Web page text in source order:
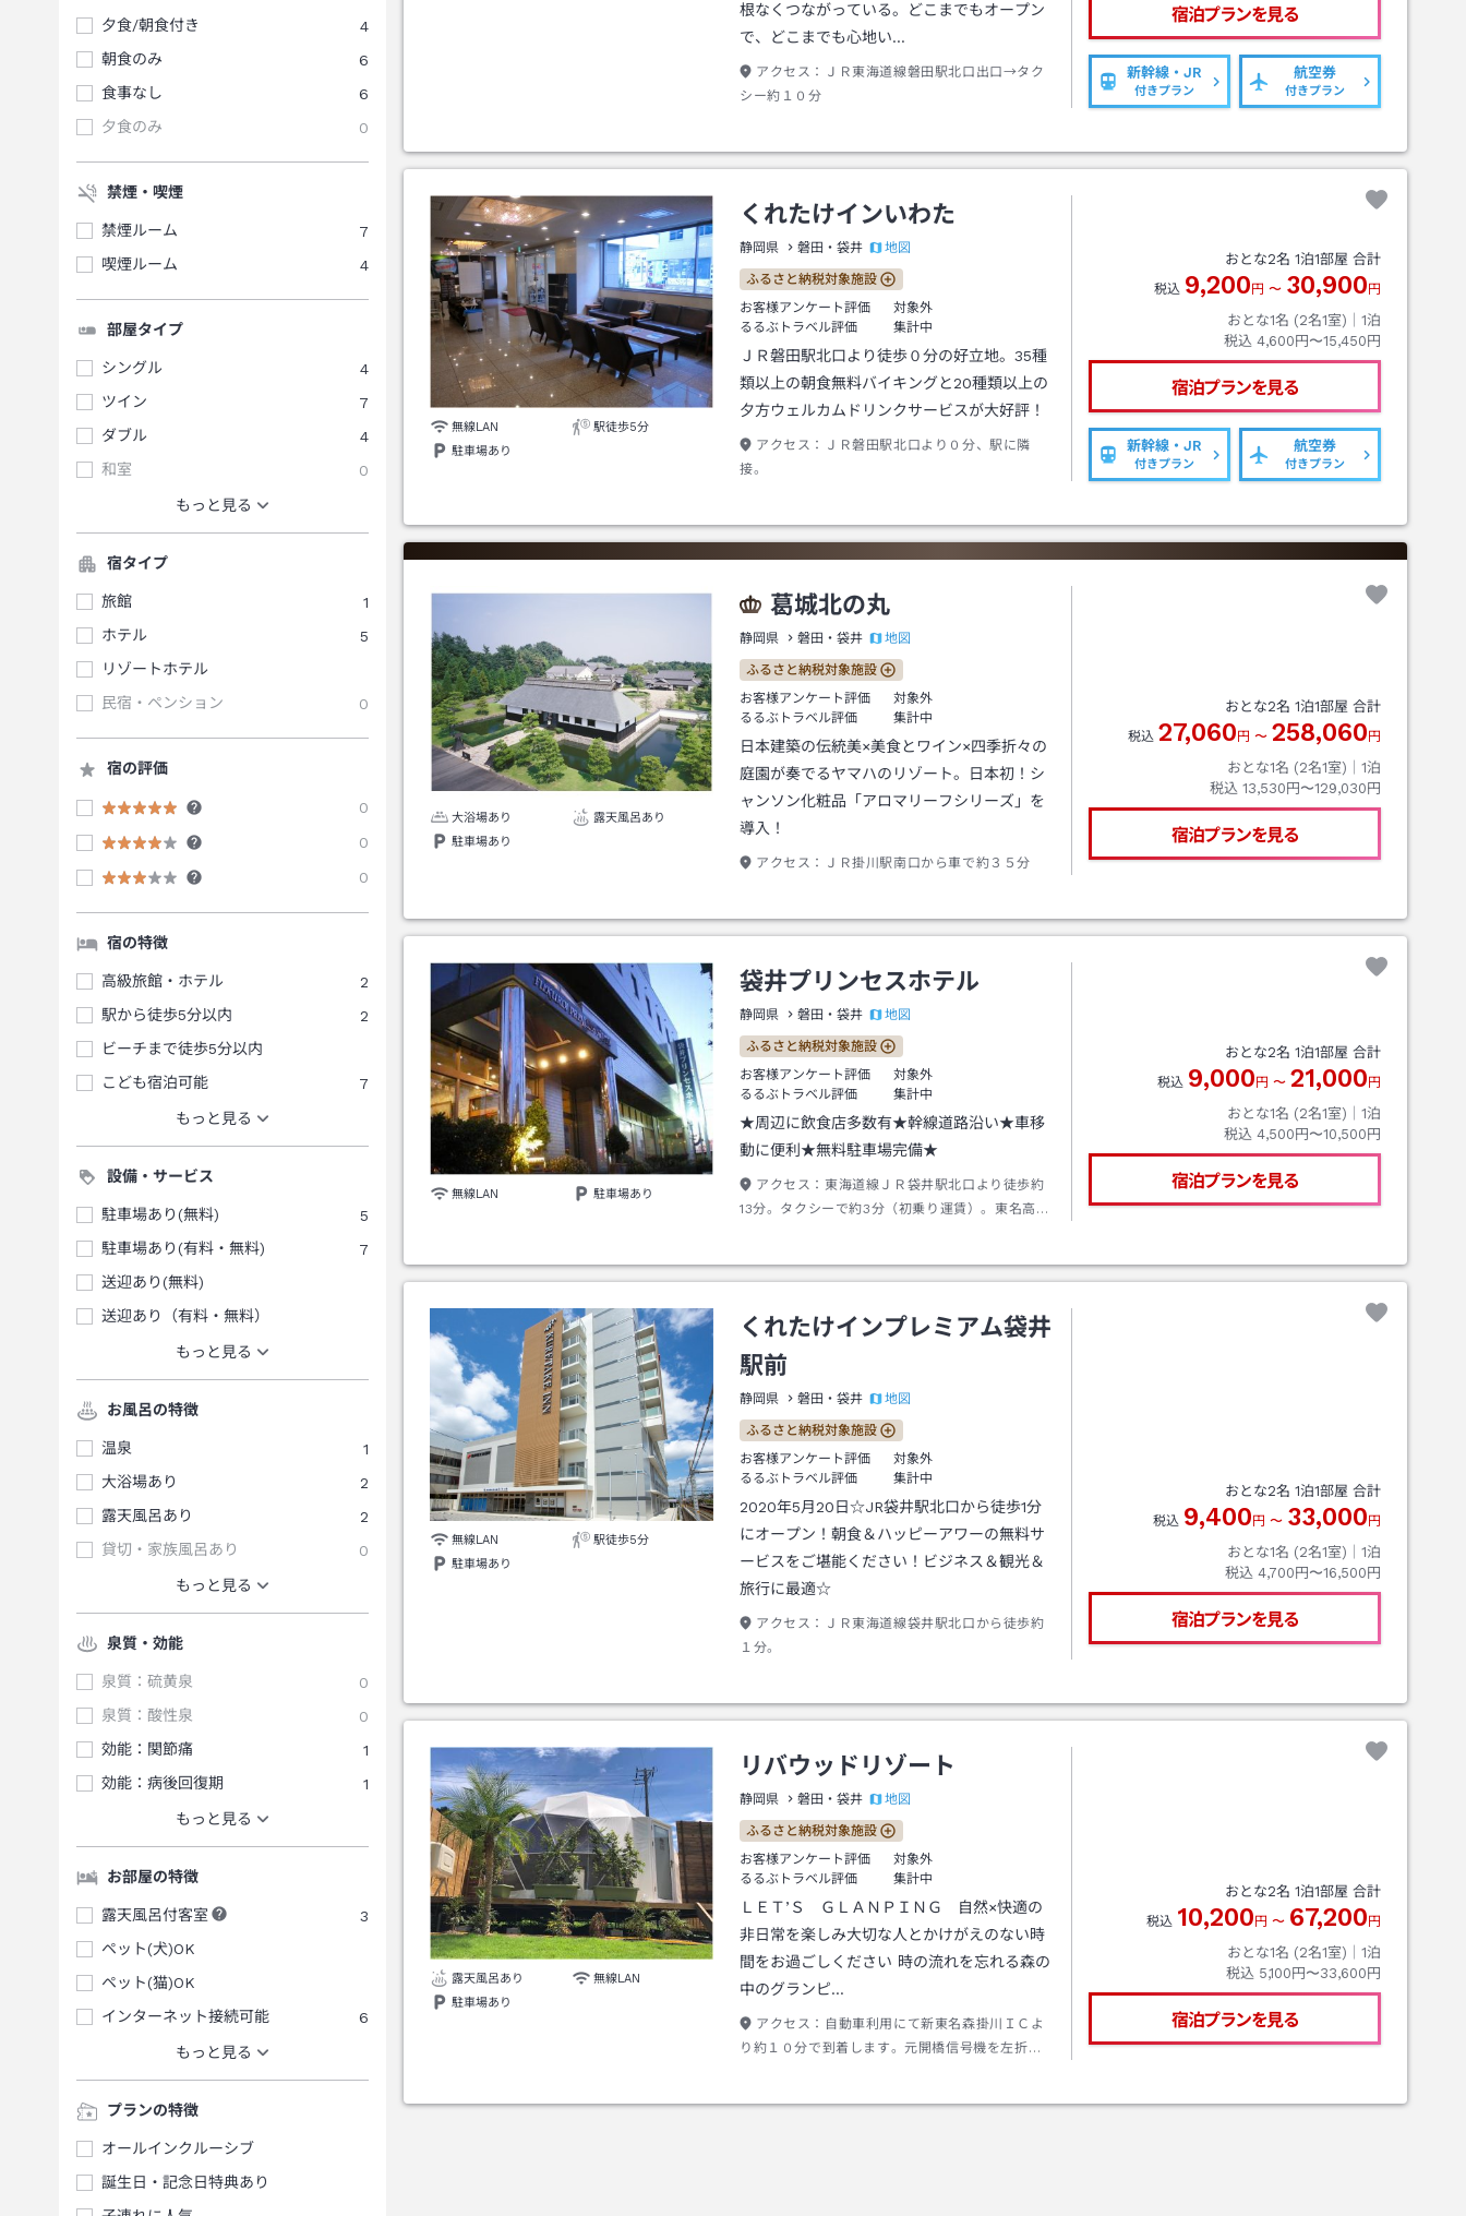
夕食/朝食付き
4
朝食のみ
6
食事なし
6
夕食のみ
0
禁煙・喫煙
禁煙ルーム
7
喫煙ルーム
4
部屋タイプ
シングル
4
ツイン
7
ダブル
4
和室
0
もっと見る
宿タイプ
旅館
1
ホテル
5
リゾートホテル
民宿・ペンション
0
宿の評価
0
0
0
宿の特徴
高級旅館・ホテル
2
駅から徒歩5分以内
2
ビーチまで徒歩5分以内
こども宿泊可能
7
もっと見る
設備・サービス
駐車場あり(無料)
5
駐車場あり(有料・無料)
7
送迎あり(無料)
送迎あり（有料・無料）
もっと見る
お風呂の特徴
温泉
1
大浴場あり
2
露天風呂あり
2
貸切・家族風呂あり
0
もっと見る
泉質・効能
泉質：硫黄泉
0
泉質：酸性泉
0
効能：関節痛
1
効能：病後回復期
1
もっと見る
お部屋の特徴
露天風呂付客室
3
ペット(犬)OK
ペット(猫)OK
インターネット接続可能
6
もっと見る
プランの特徴
オールインクルーシブ
誕生日・記念日特典あり
根なくつながっている。どこまでもオープン
で、どこまでも心地い…
アクセス：
ＪＲ東海道線磐田駅北口出口→タク
シー約１０分
宿泊プランを見る
新幹線・JR
付きプラン
航空券
付きプラン
無線LAN
駅徒歩5分
駐車場あり
くれたけインいわた
静岡県 磐田・袋井 地図
ふるさと納税対象施設
お客様アンケート評価
対象外
るるぶトラベル評価
集計中
ＪＲ磐田駅北口より徒歩０分の好立地。35種
類以上の朝食無料バイキングと20種類以上の
夕方ウェルカムドリンクサービスが大好評！
アクセス：
ＪＲ磐田駅北口より０分、駅に隣
接。
おとな2名 1泊1部屋 合計
税込 9,200 円 〜 30,900 円
おとな1名 (2名1室)｜ 1泊
税込 4,600円〜15,450円
宿泊プランを見る
新幹線・JR
付きプラン
航空券
付きプラン
大浴場あり
露天風呂あり
駐車場あり
葛城北の丸
静岡県 磐田・袋井 地図
ふるさと納税対象施設
お客様アンケート評価
対象外
るるぶトラベル評価
集計中
日本建築の伝統美×美食とワイン×四季折々の
庭園が奏でるヤマハのリゾート。日本初！シ
ャンソン化粧品「アロマリーフシリーズ」を
導入！
アクセス： ＪＲ掛川駅南口から車で約３５分
おとな2名 1泊1部屋 合計
税込 27,060 円 〜 258,060 円
おとな1名 (2名1室)｜ 1泊
税込 13,530円〜129,030円
宿泊プランを見る
無線LAN 駐車場あり
袋井プリンセスホテル
静岡県 磐田・袋井 地図
ふるさと納税対象施設
お客様アンケート評価
対象外
るるぶトラベル評価
集計中
★周辺に飲食店多数有★幹線道路沿い★車移
動に便利★無料駐車場完備★
アクセス： 東海道線ＪＲ袋井駅北口より徒歩約
13分。タクシーで約3分（初乗り運賃）。東名高速
角。共同駐車場完備（無料）。
おとな2名 1泊1部屋 合計
税込 9,000 円 〜 21,000 円
おとな1名 (2名1室)｜ 1泊
税込 4,500円〜10,500円
宿泊プランを見る
無線LAN
駅徒歩5分
駐車場あり
くれたけインプレミアム袋井
駅前
静岡県 磐田・袋井 地図
ふるさと納税対象施設
お客様アンケート評価
対象外
るるぶトラベル評価
集計中
2020年5月20日☆JR袋井駅北口から徒歩1分
にオープン！朝食＆ハッピーアワーの無料サ
ービスをご堪能ください！ビジネス＆観光＆
旅行に最適☆
アクセス：
ＪＲ東海道線袋井駅北口から徒歩約
１分。
おとな2名 1泊1部屋 合計
税込 9,400 円 〜 33,000 円
おとな1名 (2名1室)｜ 1泊
税込 4,700円〜16,500円
宿泊プランを見る
露天風呂あり
無線LAN
駐車場あり
リバウッドリゾート
静岡県 磐田・袋井 地図
ふるさと納税対象施設
お客様アンケート評価
対象外
るるぶトラベル評価
集計中
ＬＥＴ’Ｓ ＧＬＡＮＰＩＮＧ 自然×快適の
非日常を楽しみ大切な人とかけがえのない時
間をお過ごしください 時の流れを忘れる森の
中のグランピ…
アクセス： 自動車利用にて新東名森掛川ＩＣよ
り約１０分で到着します。元開橋信号機を左折し1
おとな2名 1泊1部屋 合計
税込 10,200 円 〜 67,200 円
おとな1名 (2名1室)｜ 1泊
税込 5,100円〜33,600円
宿泊プランを見る